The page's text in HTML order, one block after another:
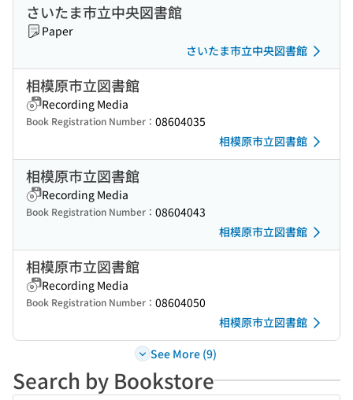
さいたま市立中央図書館
Paper
さいたま市立中央図書館
相模原市立図書館
Recording Media
Book Registration Number： 08604035
相模原市立図書館
相模原市立図書館
Recording Media
Book Registration Number： 08604043
相模原市立図書館
相模原市立図書館
Recording Media
Book Registration Number： 08604050
相模原市立図書館
See More (9)
Search by Bookstore